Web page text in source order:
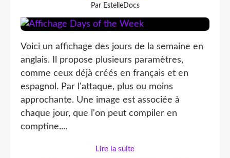
Par EstelleDocs
Voici un affichage des jours de la semaine en
anglais. Il propose plusieurs paramètres,
comme ceux déjà créés en français et en
espagnol. Par l'attaque, plus ou moins
approchante. Une image est associée à
chaque jour, que l'on peut compiler en
comptine....
Lire la suite